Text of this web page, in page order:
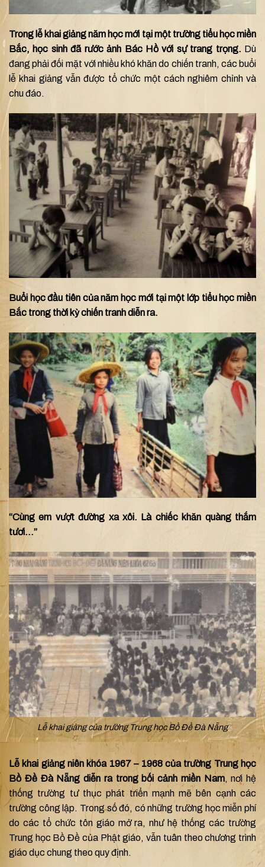
Trong lễ khai giảng năm học mới tại một trường tiểu học miền
Bắc, học sinh đã rước ảnh Bác Hồ với sự trang trọng. Dù
đang phải đối mặt với nhiều khó khăn do chiến tranh, các buổi
lễ khai giảng vẫn được tổ chức một cách nghiêm chỉnh và
chu đáo.
Buổi học đầu tiên của năm học mới tại một lớp tiểu học miền
Bắc trong thời kỳ chiến tranh diễn ra.
“Cùng em vượt đường xa xôi. Là chiếc khăn quàng thắm
tươi…”
Lễ khai giảng của trường Trung học Bồ Đề Đà Nẵng
Lễ khai giảng niên khóa 1967 – 1968 của trường Trung học
Bồ Đề Đà Nẵng diễn ra trong bối cảnh miền Nam, nơi hệ
thống trường tư thục phát triển mạnh mẽ bên cạnh các
trường công lập. Trong số đó, có những trường học miễn phí
do các tổ chức tôn giáo mở ra, như hệ thống các trường
Trung học Bồ Đề của Phật giáo, vẫn tuân theo chương trình
giáo dục chung theo quy định.